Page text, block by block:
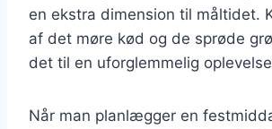
en ekstra dimension til måltidet.
af det møre kød og de sprøde
det til en uforglemmelig
Når man planlægger en